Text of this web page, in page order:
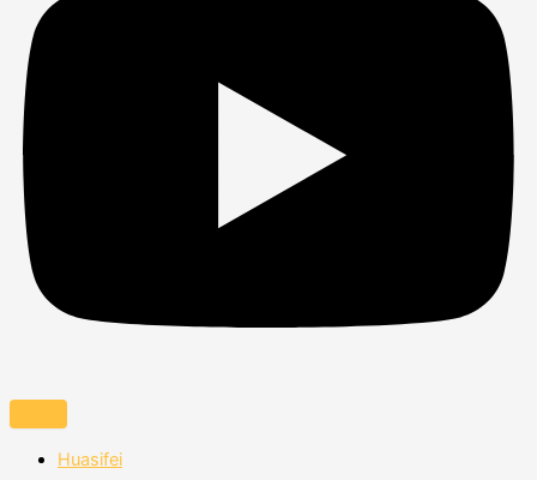
Huasifei